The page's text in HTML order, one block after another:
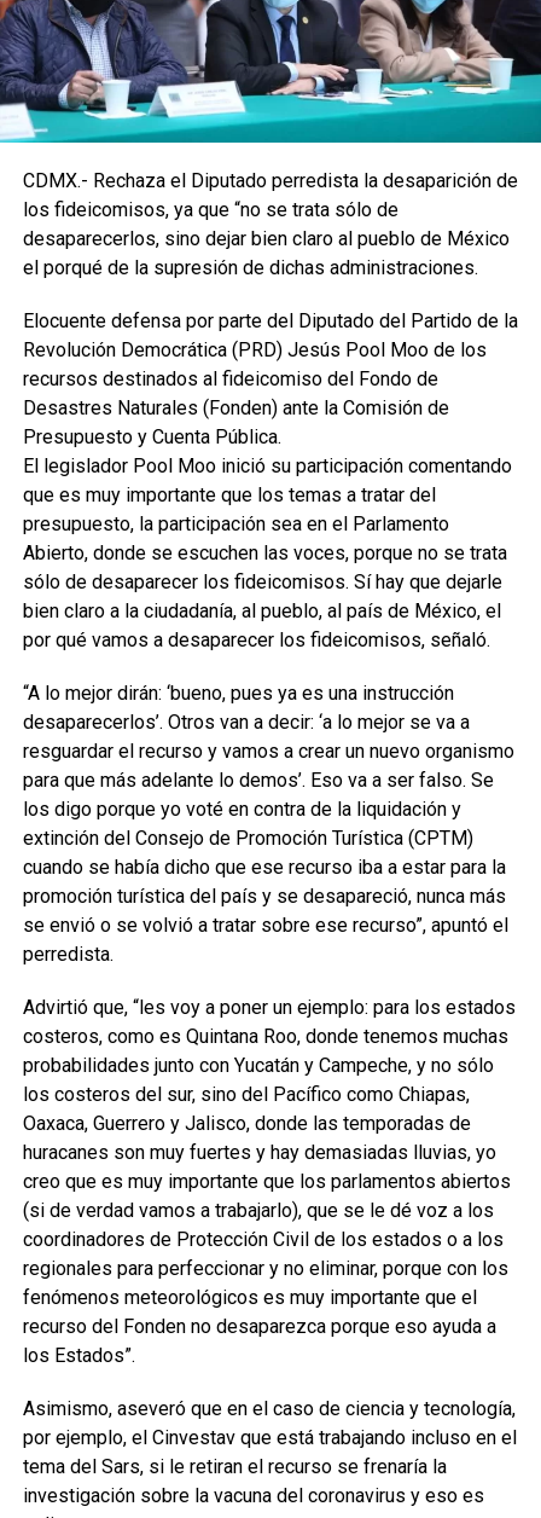
CDMX.- Rechaza el Diputado perredista la desaparición de
los fideicomisos, ya que “no se trata sólo de
desaparecerlos, sino dejar bien claro al pueblo de México
el porqué de la supresión de dichas administraciones.
Elocuente defensa por parte del Diputado del Partido de la
Revolución Democrática (PRD) Jesús Pool Moo de los
recursos destinados al fideicomiso del Fondo de
Desastres Naturales (Fonden) ante la Comisión de
Presupuesto y Cuenta Pública.
El legislador Pool Moo inició su participación comentando
que es muy importante que los temas a tratar del
presupuesto, la participación sea en el Parlamento
Abierto, donde se escuchen las voces, porque no se trata
sólo de desaparecer los fideicomisos. Sí hay que dejarle
bien claro a la ciudadanía, al pueblo, al país de México, el
por qué vamos a desaparecer los fideicomisos, señaló.
“A lo mejor dirán: ‘bueno, pues ya es una instrucción
desaparecerlos’. Otros van a decir: ‘a lo mejor se va a
resguardar el recurso y vamos a crear un nuevo organismo
para que más adelante lo demos’. Eso va a ser falso. Se
los digo porque yo voté en contra de la liquidación y
extinción del Consejo de Promoción Turística (CPTM)
cuando se había dicho que ese recurso iba a estar para la
promoción turística del país y se desapareció, nunca más
se envió o se volvió a tratar sobre ese recurso”, apuntó el
perredista.
Advirtió que, “les voy a poner un ejemplo: para los estados
costeros, como es Quintana Roo, donde tenemos muchas
probabilidades junto con Yucatán y Campeche, y no sólo
los costeros del sur, sino del Pacífico como Chiapas,
Oaxaca, Guerrero y Jalisco, donde las temporadas de
huracanes son muy fuertes y hay demasiadas lluvias, yo
creo que es muy importante que los parlamentos abiertos
(si de verdad vamos a trabajarlo), que se le dé voz a los
coordinadores de Protección Civil de los estados o a los
regionales para perfeccionar y no eliminar, porque con los
fenómenos meteorológicos es muy importante que el
recurso del Fonden no desaparezca porque eso ayuda a
los Estados”.
Asimismo, aseveró que en el caso de ciencia y tecnología,
por ejemplo, el Cinvestav que está trabajando incluso en el
tema del Sars, si le retiran el recurso se frenaría la
investigación sobre la vacuna del coronavirus y eso es